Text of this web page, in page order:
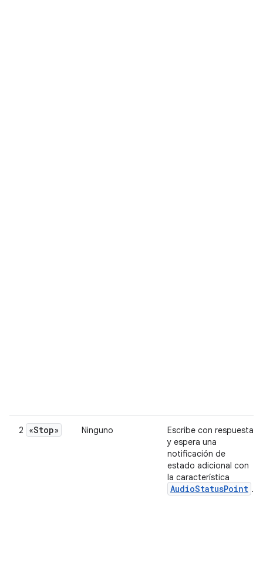
2 «Stop» Ninguno
Escribe con respuesta
y espera una
notificación de
estado adicional con
la característica
AudioStatusPoint .